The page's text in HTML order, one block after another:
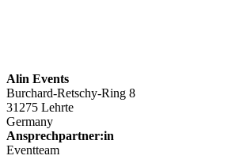
Alin Events
Burchard-Retschy-Ring 8
31275 Lehrte
Germany
Ansprechpartner:in
Eventteam